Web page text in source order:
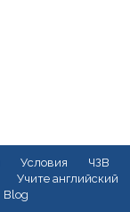
Условия
ЧЗВ
Учите английский
Blog